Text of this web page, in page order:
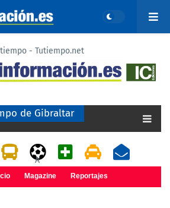
- Tutiempo.net
de Gibraltar
A
Magazine Reportajes